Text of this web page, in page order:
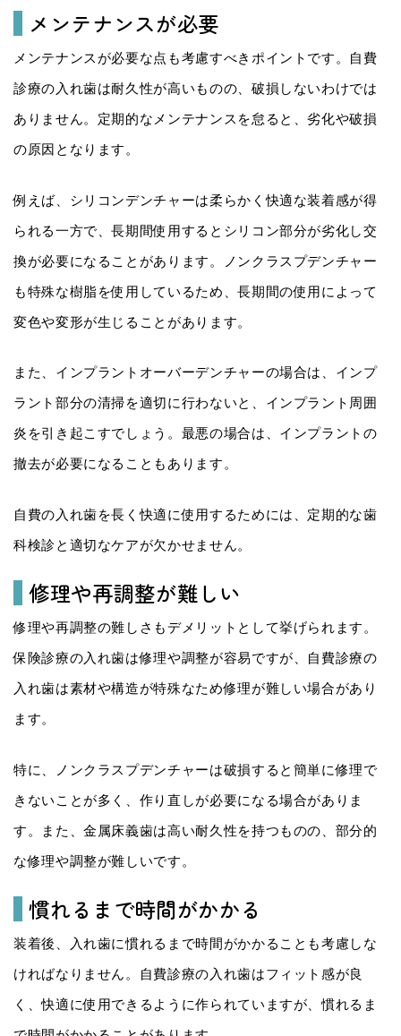
メンテナンスが必要
メンテナンスが必要な点も考慮すべきポイントです。自費
診療の入れ歯は耐久性が高いものの、破損しないわけでは
ありません。定期的なメンテナンスを怠ると、劣化や破損
の原因となります。
例えば、シリコンデンチャーは柔らかく快適な装着感が得
られる一方で、長期間使用するとシリコン部分が劣化し交
換が必要になることがあります。ノンクラスプデンチャー
も特殊な樹脂を使用しているため、長期間の使用によって
変色や変形が生じることがあります。
また、インプラントオーバーデンチャーの場合は、インプ
ラント部分の清掃を適切に行わないと、インプラント周囲
炎を引き起こすでしょう。最悪の場合は、インプラントの
撤去が必要になることもあります。
自費の入れ歯を長く快適に使用するためには、定期的な歯
科検診と適切なケアが欠かせません。
修理や再調整が難しい
修理や再調整の難しさもデメリットとして挙げられます。
保険診療の入れ歯は修理や調整が容易ですが、自費診療の
入れ歯は素材や構造が特殊なため修理が難しい場合があり
ます。
特に、ノンクラスプデンチャーは破損すると簡単に修理で
きないことが多く、作り直しが必要になる場合がありま
す。また、金属床義歯は高い耐久性を持つものの、部分的
な修理や調整が難しいです。
慣れるまで時間がかかる
装着後、入れ歯に慣れるまで時間がかかることも考慮しな
ければなりません。自費診療の入れ歯はフィット感が良
く、快適に使用できるように作られていますが、慣れるま